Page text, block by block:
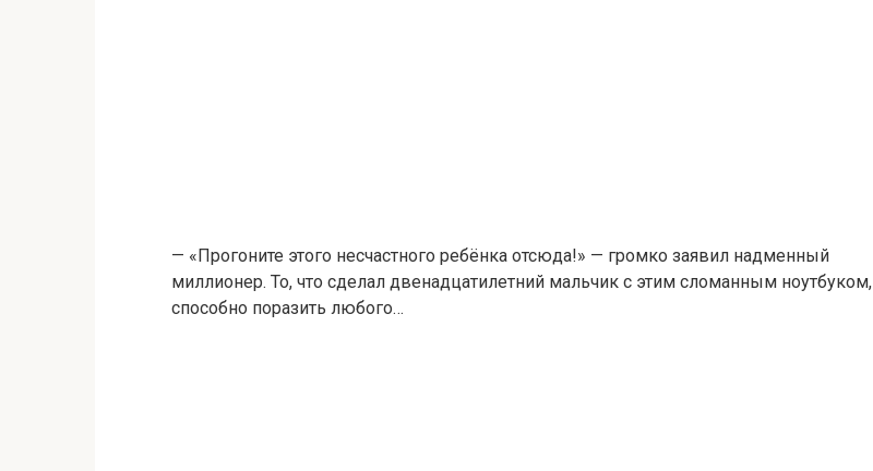
— «Прогоните этого несчастного ребёнка отсюда!» — громко заявил надменный
миллионер. То, что сделал двенадцатилетний мальчик с этим сломанным ноутбуком,
способно поразить любого…